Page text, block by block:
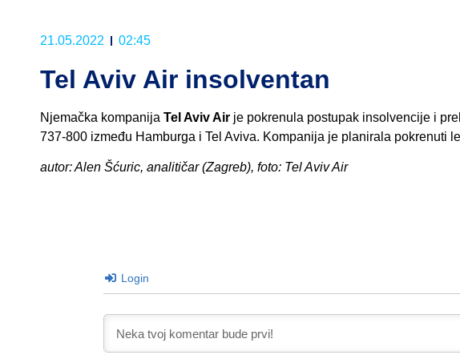
21.05.2022 02:45
Tel Aviv Air insolventan
Njemačka kompanija Tel Aviv Air je pokrenula postupak insolvencije i
737-800 između Hamburga i Tel Aviva. Kompanija je planirala pokrenuti
autor: Alen Šćuric, analitičar (Zagreb), foto: Tel Aviv Air
Login